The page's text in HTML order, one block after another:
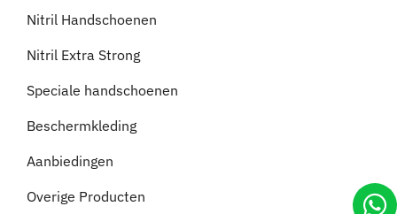
Nitril Handschoenen
Nitril Extra Strong
Speciale handschoenen
Beschermkleding
Aanbiedingen
Overige Producten